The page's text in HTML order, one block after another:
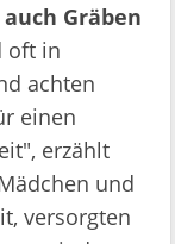
Gräben
oft in
achten
einen
erzählt
und
versorgten